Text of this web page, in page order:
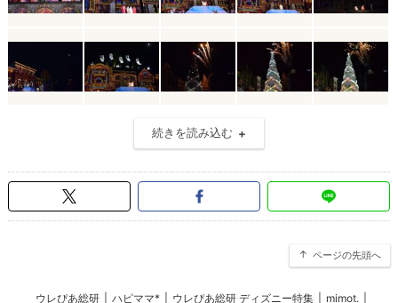
続きを読み込む
ページの先頭へ
ウレぴあ総研 ハピママ* ウレぴあ総研 ディズニー特集 mimot.